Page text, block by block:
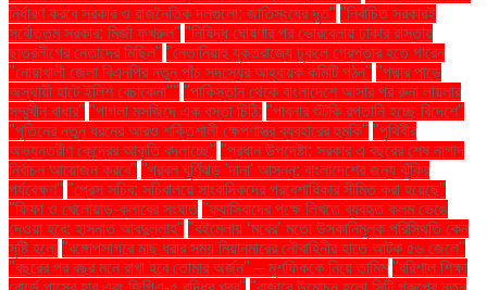
নির্ধারণ করবে সরকার ও রাজনৈতিক দলগুলো: জাতিসংঘের দূত" "নির্বাচিত সরকারই
সর্বোত্তম সরকার: মির্জা ফখরুল" "নিষিদ্ধ ঘোষণার পর ভোরবেলায় ঢাকার রাস্তায়
ছাত্রলীগের নেতাদের মিছিল" "নেতানিয়াহু যুক্তরাজ্যে ঢুকলে গ্রেপ্তার হতে পারেন
"নোয়াখালী জেলা বিএনপির নতুন পাঁচ সদস্যের আহ্বায়ক কমিটি গঠন" "পদ্মার পাড়ে
অস্থায়ী হাটে ইলিশ বেচাকেনা"'' "পাকিস্তান থেকে বাংলাদেশে আসার পর রুনা লায়লার
সম্মুখীন বাধার" "পাগলা মসজিদে এক বস্তা চিঠি: "পাবনার শুঁটকি রপ্তানি হচ্ছে বিদেশে"
"পুতিনের নতুন ধরনের আরও শক্তিশালী ক্ষেপণাস্ত্র ব্যবহারের হুমকি" "পৃথিবীর
অভ্যন্তরীণ কেন্দ্রের আকৃতি বদলাচ্ছে" "প্রধান উপদেষ্টা: সরকার এ বছরের শেষ নাগাদ
নির্বাচন আয়োজন করবে" "প্রবল ঘূর্ণিঝড় 'দানা' আসন্ন: বাংলাদেশের জন্য ঝুঁকির
পর্যবেক্ষণ" "প্রেস সচিব: সচিবালয়ে সাংবাদিকদের প্রবেশাধিকার সীমিত করা হয়েছে"
"ফিফা ও খেলোয়াড়-ক্লাবের সংঘাত "ফ্যাসিবাদের পক্ষে লিখতে ব্যবহৃত কলম ভেঙে
দেওয়া হবে: হাসনাত আবদুল্লাহ" "বইমেলায় ‘মবের’ মতো উসকানিমূলক পরিস্থিতি কেন
সৃষ্টি হলো "বঙ্গোপসাগরে মাছ ধরার সময় মিয়ানমারের নৌবাহিনীর হাতে আটক ৫৬ জেলে"
"বছরের পর বছর মনে রাখা হবে তোমার অর্জন" – মুশফিককে নিয়ে তামিম "বরিশাল শিক্ষা